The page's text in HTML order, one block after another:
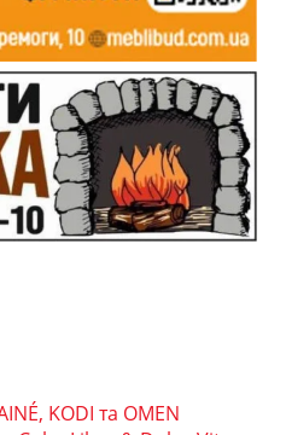
KODI та OMEN